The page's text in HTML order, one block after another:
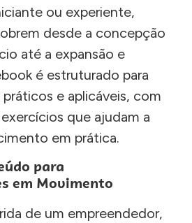
ou experiente,
desde a concepção
até a expansão e
é estruturado para
e aplicáveis, com
que ajudam a
em prática.
para
em Movimento
de um empreendedor,